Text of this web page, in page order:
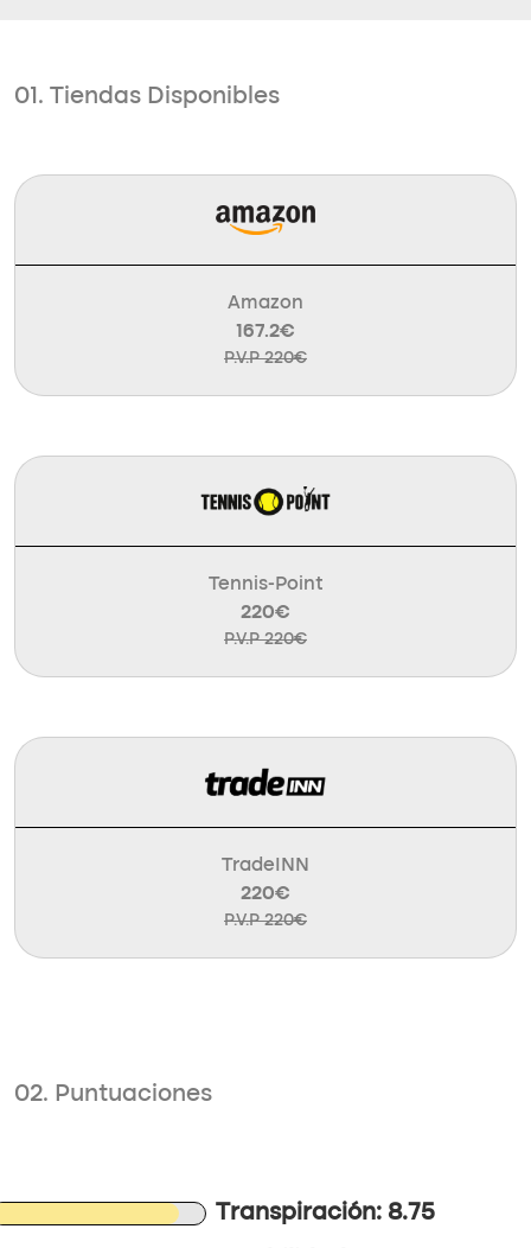
01. Tiendas Disponibles
Amazon
167.2€
P.V.P 220€
Tennis-Point
220€
P.V.P 220€
TradeINN
220€
P.V.P 220€
02. Puntuaciones
Transpiración: 8.75